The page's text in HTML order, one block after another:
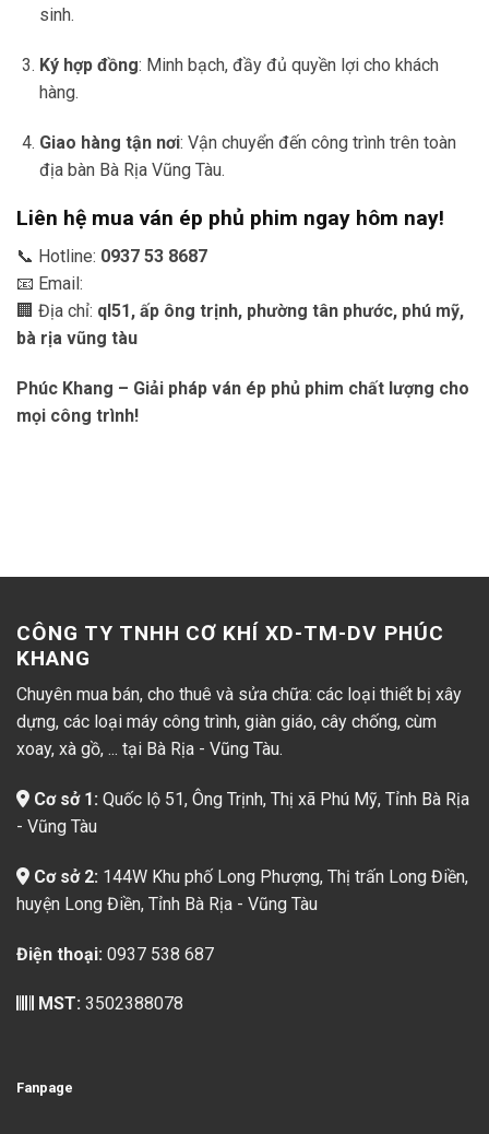
sinh.
Ký hợp đồng: Minh bạch, đầy đủ quyền lợi cho khách
hàng.
Giao hàng tận nơi: Vận chuyển đến công trình trên toàn
địa bàn Bà Rịa Vũng Tàu.
Liên hệ mua ván ép phủ phim ngay hôm nay!
📞 Hotline: 0937 53 8687
📧 Email:
🏢 Địa chỉ: ql51, ấp ông trịnh, phường tân phước, phú mỹ,
bà rịa vũng tàu
Phúc Khang – Giải pháp ván ép phủ phim chất lượng cho
mọi công trình!
CÔNG TY TNHH CƠ KHÍ XD-TM-DV PHÚC
KHANG
Chuyên mua bán, cho thuê và sửa chữa: các loại thiết bị xây
dựng, các loại máy công trình, giàn giáo, cây chống, cùm
xoay, xà gồ, ... tại Bà Rịa - Vũng Tàu.
Cơ sở 1: Quốc lộ 51, Ông Trịnh, Thị xã Phú Mỹ, Tỉnh Bà Rịa
- Vũng Tàu
Cơ sở 2: 144W Khu phố Long Phượng, Thị trấn Long Điền,
huyện Long Điền, Tỉnh Bà Rịa - Vũng Tàu
Điện thoại: 0937 538 687
MST: 3502388078
Fanpage